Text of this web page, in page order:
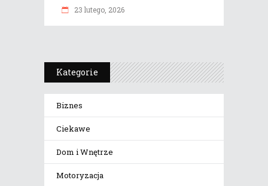
23 lutego, 2026
Kategorie
Biznes
Ciekawe
Dom i Wnętrze
Motoryzacja